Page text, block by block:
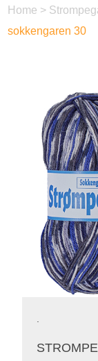
Home >
sokkengaren 30
.